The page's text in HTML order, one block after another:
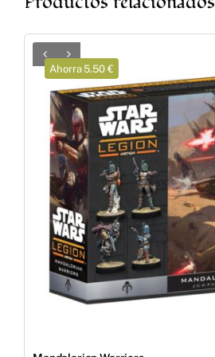
Ahorra 5.50 €